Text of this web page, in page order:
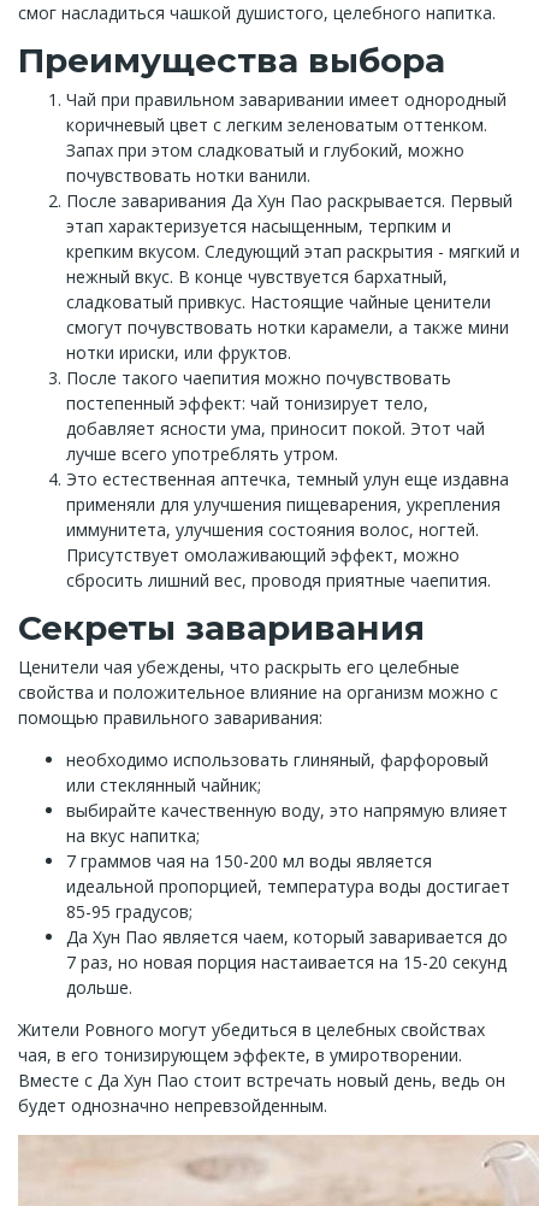
смог насладиться чашкой душистого, целебного напитка.
Преимущества выбора
Чай при правильном заваривании имеет однородный
коричневый цвет с легким зеленоватым оттенком.
Запах при этом сладковатый и глубокий, можно
почувствовать нотки ванили.
После заваривания Да Хун Пао раскрывается. Первый
этап характеризуется насыщенным, терпким и
крепким вкусом. Следующий этап раскрытия - мягкий и
нежный вкус. В конце чувствуется бархатный,
сладковатый привкус. Настоящие чайные ценители
смогут почувствовать нотки карамели, а также мини
нотки ириски, или фруктов.
После такого чаепития можно почувствовать
постепенный эффект: чай тонизирует тело,
добавляет ясности ума, приносит покой. Этот чай
лучше всего употреблять утром.
Это естественная аптечка, темный улун еще издавна
применяли для улучшения пищеварения, укрепления
иммунитета, улучшения состояния волос, ногтей.
Присутствует омолаживающий эффект, можно
сбросить лишний вес, проводя приятные чаепития.
Секреты заваривания
Ценители чая убеждены, что раскрыть его целебные
свойства и положительное влияние на организм можно с
помощью правильного заваривания:
необходимо использовать глиняный, фарфоровый
или стеклянный чайник;
выбирайте качественную воду, это напрямую влияет
на вкус напитка;
7 граммов чая на 150-200 мл воды является
идеальной пропорцией, температура воды достигает
85-95 градусов;
Да Хун Пао является чаем, который заваривается до
7 раз, но новая порция настаивается на 15-20 секунд
дольше.
Жители Ровного могут убедиться в целебных свойствах
чая, в его тонизирующем эффекте, в умиротворении.
Вместе с Да Хун Пао стоит встречать новый день, ведь он
будет однозначно непревзойденным.